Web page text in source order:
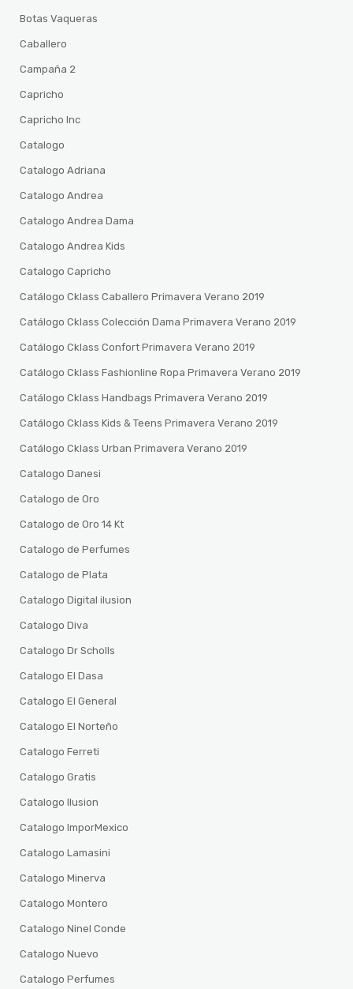
Botas Vaqueras
Caballero
Campaña 2
Capricho
Capricho Inc
Catalogo
Catalogo Adriana
Catalogo Andrea
Catalogo Andrea Dama
Catalogo Andrea Kids
Catalogo Capricho
Catálogo Cklass Caballero Primavera Verano 2019
Catálogo Cklass Colección Dama Primavera Verano 2019
Catálogo Cklass Confort Primavera Verano 2019
Catálogo Cklass Fashionline Ropa Primavera Verano 2019
Catálogo Cklass Handbags Primavera Verano 2019
Catálogo Cklass Kids & Teens Primavera Verano 2019
Catálogo Cklass Urban Primavera Verano 2019
Catalogo Danesi
Catalogo de Oro
Catalogo de Oro 14 Kt
Catalogo de Perfumes
Catalogo de Plata
Catalogo Digital ilusion
Catalogo Diva
Catalogo Dr Scholls
Catalogo El Dasa
Catalogo El General
Catalogo El Norteño
Catalogo Ferreti
Catalogo Gratis
Catalogo Ilusion
Catalogo ImporMexico
Catalogo Lamasini
Catalogo Minerva
Catalogo Montero
Catalogo Ninel Conde
Catalogo Nuevo
Catalogo Perfumes